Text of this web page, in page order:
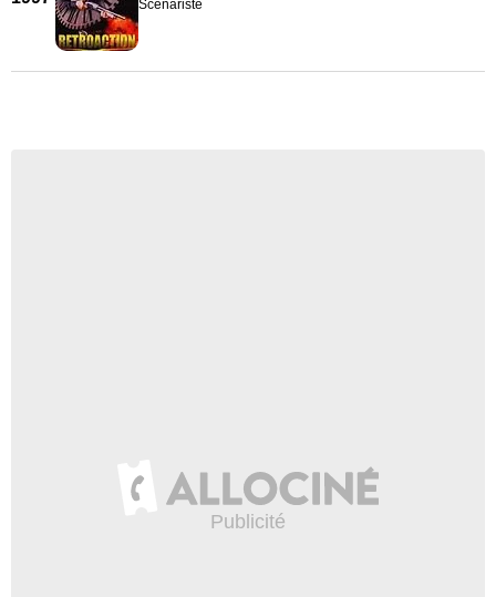
Scénariste